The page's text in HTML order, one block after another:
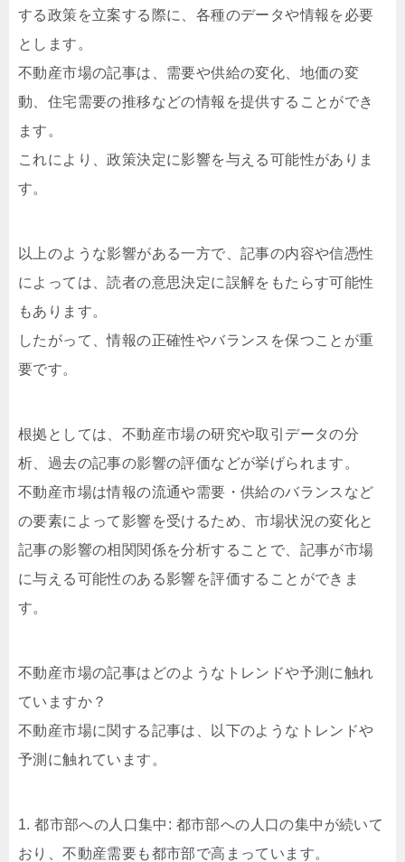
する政策を立案する際に、各種のデータや情報を必要
とします。
不動産市場の記事は、需要や供給の変化、地価の変
動、住宅需要の推移などの情報を提供することができ
ます。
これにより、政策決定に影響を与える可能性がありま
す。
以上のような影響がある一方で、記事の内容や信憑性
によっては、読者の意思決定に誤解をもたらす可能性
もあります。
したがって、情報の正確性やバランスを保つことが重
要です。
根拠としては、不動産市場の研究や取引データの分
析、過去の記事の影響の評価などが挙げられます。
不動産市場は情報の流通や需要・供給のバランスなど
の要素によって影響を受けるため、市場状況の変化と
記事の影響の相関関係を分析することで、記事が市場
に与える可能性のある影響を評価することができま
す。
不動産市場の記事はどのようなトレンドや予測に触れ
ていますか？
不動産市場に関する記事は、以下のようなトレンドや
予測に触れています。
1. 都市部への人口集中: 都市部への人口の集中が続いて
おり、不動産需要も都市部で高まっています。